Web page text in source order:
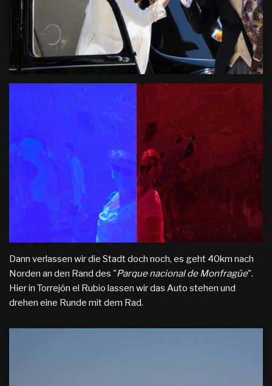
Dann verlassen wir die Stadt doch noch, es geht 40km nach
Norden an den Rand des "Parque nacional de Monfragüe".
Hier in Torrejón el Rubio lassen wir das Auto stehen und
drehen eine Runde mit dem Rad.